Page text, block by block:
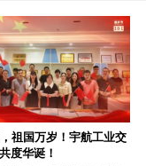
祖国万岁！宇航工业交
度华诞！